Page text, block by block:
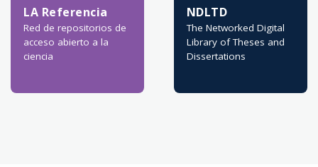
LA Referencia
Red de repositorios de
acceso abierto a la
ciencia
NDLTD
The Networked Digital
Library of Theses and
Dissertations